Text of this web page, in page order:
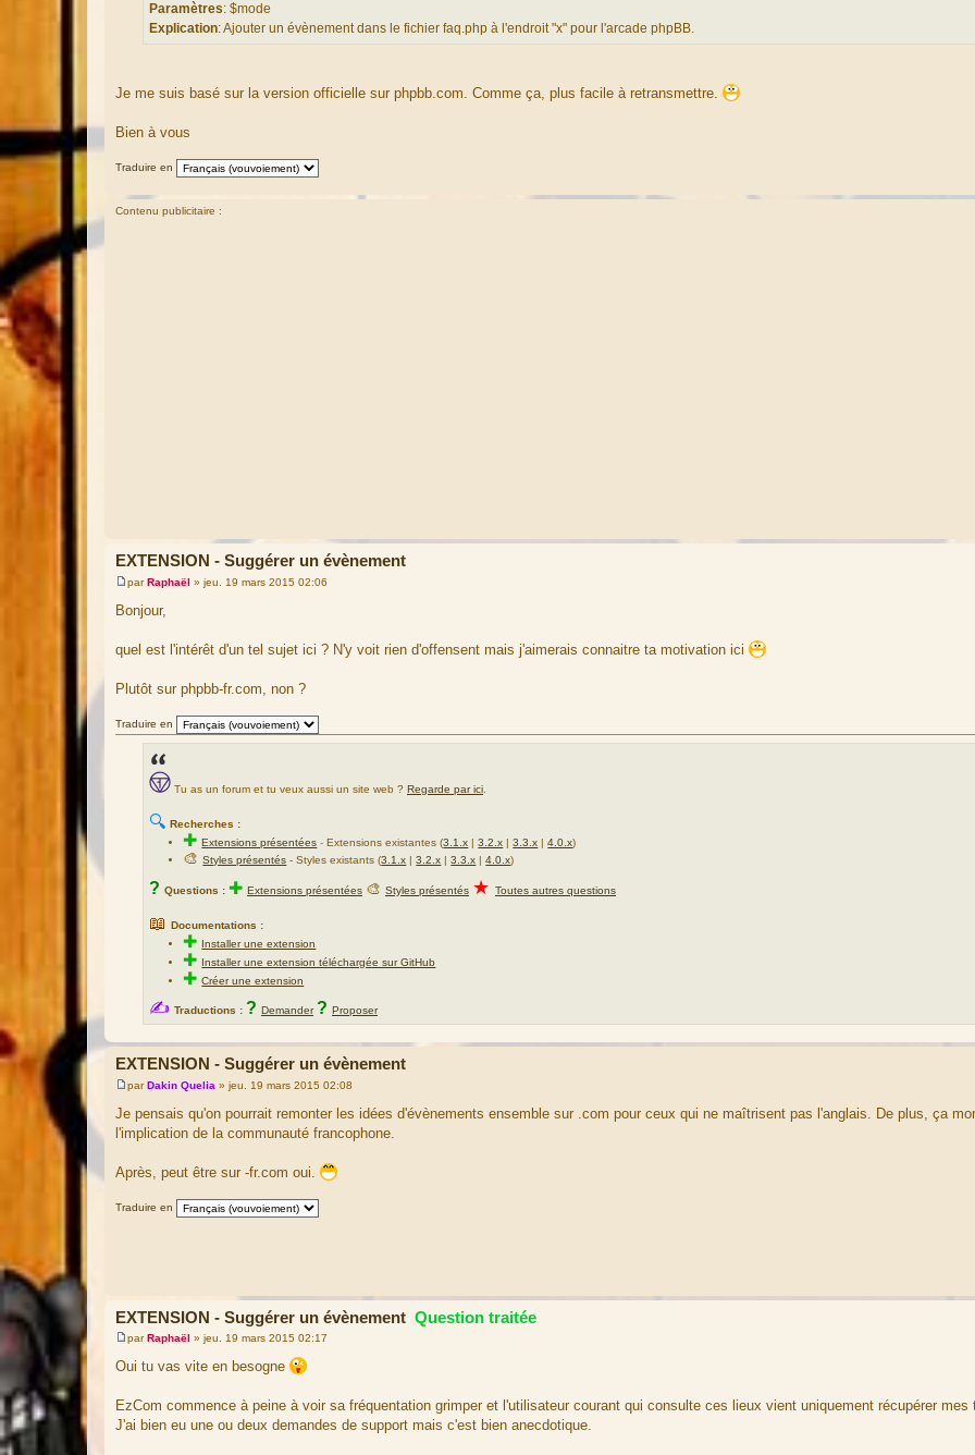
Paramètres: $mode
Explication: Ajouter un évènement dans le fichier faq.php à l'endroit "x" pour l'arcade phpBB.
Je me suis basé sur la version officielle sur phpbb.com. Comme ça, plus facile à retransmettre.
Bien à vous
Traduire en
Contenu publicitaire :
EXTENSION - Suggérer un évènement
M
s
g
parRaphaël » jeu. 19 mars 2015 02:06
Bonjour,
quel est l'intérêt d'un tel sujet ici ? N'y voit rien d'offensent mais j'aimerais connaitre ta motivation ici
Plutôt sur phpbb-fr.com, non ?
Traduire en
Tu as un forum et tu veux aussi un site web ? Regarde par ici.
🔍 Recherches :
✚Extensions présentées -Extensions existantes (3.1.x |3.2.x |3.3.x |4.0.x)
🎨Styles présentés - Styles existants (3.1.x |3.2.x |3.3.x |4.0.x)
? Questions : ✚ Extensions présentées 🎨 Styles présentés ★ Toutes autres questions
📖 Documentations :
✚ Installer une extension
✚ Installer une extension téléchargée sur GitHub
✚Créer une extension
✍ Traductions : ? Demander ? Proposer
EXTENSION - Suggérer un évènement
M
s
s
e
parDakin Quelia » jeu. 19 mars 2015 02:08
Je pensais qu'on pourrait remonter les idées d'évènements ensemble sur .com pour ceux qui ne maîtrisent pas l'anglais. De plus, ça
l'implication de la communauté francophone.
Après, peut être sur -fr.com oui.
Traduire en
EXTENSION - Suggérer un évènement Question traitée
M
s
g
e
parRaphaël » jeu. 19 mars 2015 02:17
Oui tu vas vite en besogne
EzCom commence à peine à voir sa fréquentation grimper et l'utilisateur courant qui consulte ces lieux vient uniquement récupérer mes
J'ai bien eu une ou deux demandes de support mais c'est bien anecdotique.